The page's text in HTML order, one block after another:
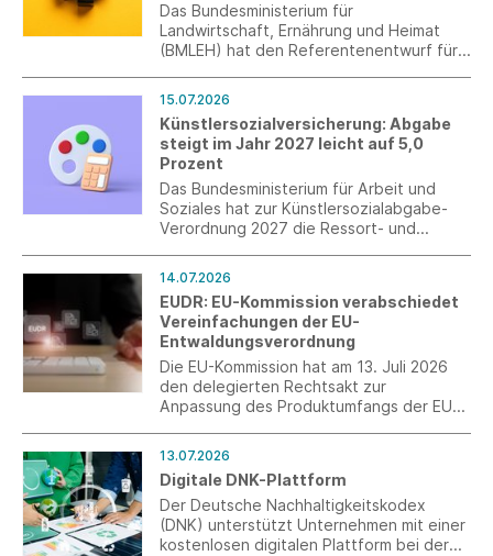
Das Bundesministerium für
Landwirtschaft, Ernährung und Heimat
(BMLEH) hat den Referentenentwurf für
vorgelegt und zur Verbändeanhörung
eingeladen.
15.07.2026
Künstlersozialversicherung: Abgabe
steigt im Jahr 2027 leicht auf 5,0
Prozent
Das Bundesministerium für Arbeit und
Soziales hat zur Künstlersozialabgabe-
Verordnung 2027 die Ressort- und
der Abgabesatz zur
Künstlersozialversicherung 5,0 Prozent
betragen.
14.07.2026
EUDR: EU-Kommission verabschiedet
Vereinfachungen der EU-
Entwaldungsverordnung
Die EU-Kommission hat am 13. Juli 2026
den delegierten Rechtsakt zur
Anpassung des Produktumfangs der EU-
werden insbesondere der
Anwendungsbereich präzisiert und
bürokratische Belastungen für
Unternehmen reduziert.
13.07.2026
Digitale DNK-Plattform
Der Deutsche Nachhaltigkeitskodex
(DNK) unterstützt Unternehmen mit einer
kostenlosen digitalen Plattform bei der